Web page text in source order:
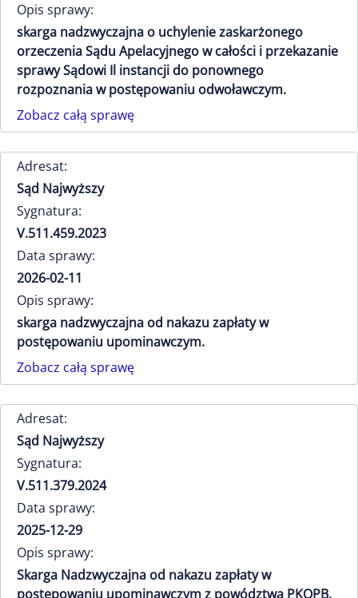
Opis sprawy:
skarga nadzwyczajna o uchylenie zaskarżonego
orzeczenia Sądu Apelacyjnego w całości i przekazanie
sprawy Sądowi Il instancji do ponownego
rozpoznania w postępowaniu odwoławczym.
Zobacz całą sprawę
Adresat:
Sąd Najwyższy
Sygnatura:
V.511.459.2023
Data sprawy:
2026-02-11
Opis sprawy:
skarga nadzwyczajna od nakazu zapłaty w
postępowaniu upominawczym.
Zobacz całą sprawę
Adresat:
Sąd Najwyższy
Sygnatura:
V.511.379.2024
Data sprawy:
2025-12-29
Opis sprawy:
Skarga Nadzwyczajna od nakazu zapłaty w
postępowaniu upominawczym z powództwa PKOPB.